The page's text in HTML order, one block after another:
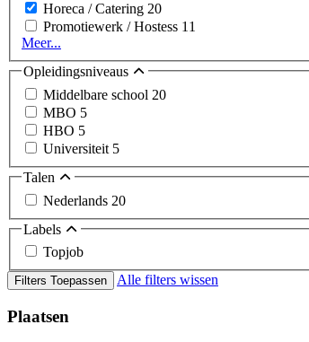
Horeca / Catering 20
Promotiewerk / Hostess 11
Meer...
Opleidingsniveaus
Middelbare school 20
MBO 5
HBO 5
Universiteit 5
Talen
Nederlands 20
Labels
Topjob
Filters Toepassen Alle filters wissen
Plaatsen